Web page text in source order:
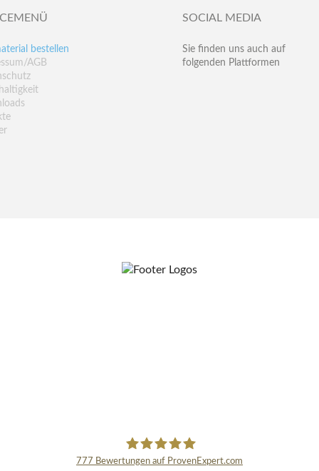
bestellen
AGB
SOCIAL MEDIA
Sie finden uns auch auf
folgenden Plattformen
777 Bewertungen auf ProvenExpert.com